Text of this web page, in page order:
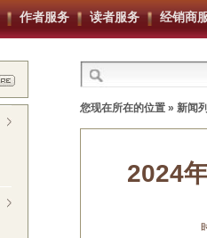
作者服务 读者服务 经销商
您现在所在的位置 » 新闻
2024